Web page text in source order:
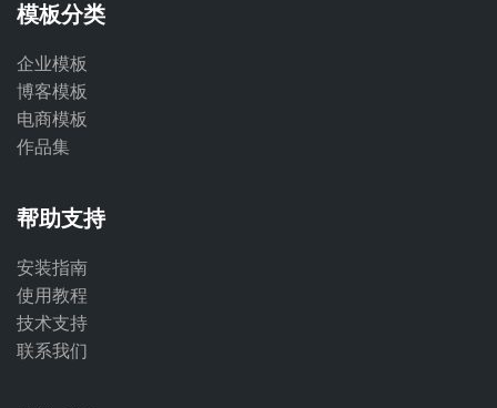
模板分类
企业模板
博客模板
电商模板
作品集
帮助支持
安装指南
使用教程
技术支持
联系我们